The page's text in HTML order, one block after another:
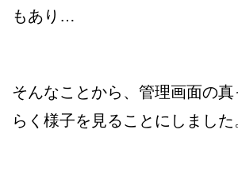
もあり…
そんなことから、管理画面の
らく様子を見ることにしました